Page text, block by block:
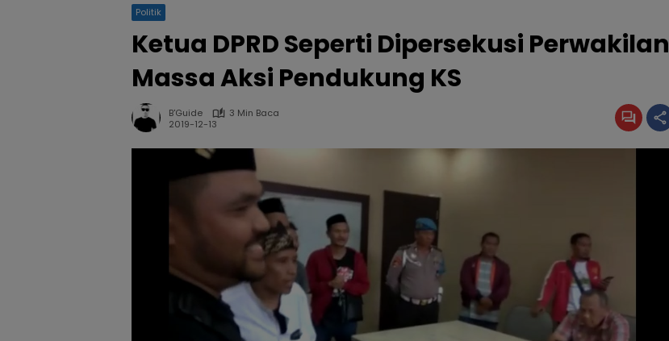
Politik
Ketua DPRD Seperti Dipersekusi Perwakilan
Massa Aksi Pendukung KS
B'Guide
3 Min Baca
2019-12-13